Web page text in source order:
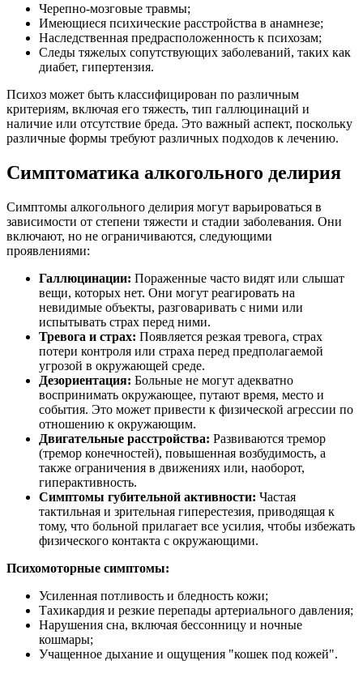
Черепно-мозговые травмы;
Имеющиеся психические расстройства в анамнезе;
Наследственная предрасположенность к психозам;
Следы тяжелых сопутствующих заболеваний, таких как
диабет, гипертензия.
Психоз может быть классифицирован по различным
критериям, включая его тяжесть, тип галлюцинаций и
наличие или отсутствие бреда. Это важный аспект, поскольку
различные формы требуют различных подходов к лечению.
Симптоматика алкогольного делирия
Симптомы алкогольного делирия могут варьироваться в
зависимости от степени тяжести и стадии заболевания. Они
включают, но не ограничиваются, следующими
проявлениями:
Галлюцинации: Пораженные часто видят или слышат
вещи, которых нет. Они могут реагировать на
невидимые объекты, разговаривать с ними или
испытывать страх перед ними.
Тревога и страх: Появляется резкая тревога, страх
потери контроля или страха перед предполагаемой
угрозой в окружающей среде.
Дезориентация: Больные не могут адекватно
воспринимать окружающее, путают время, место и
события. Это может привести к физической агрессии по
отношению к окружающим.
Двигательные расстройства: Развиваются тремор
(тремор конечностей), повышенная возбудимость, а
также ограничения в движениях или, наоборот,
гиперактивность.
Симптомы губительной активности: Частая
тактильная и зрительная гиперестезия, приводящая к
тому, что больной прилагает все усилия, чтобы избежать
физического контакта с окружающими.
Психомоторные симптомы:
Усиленная потливость и бледность кожи;
Тахикардия и резкие перепады артериального давления;
Нарушения сна, включая бессонницу и ночные
кошмары;
Учащенное дыхание и ощущения "кошек под кожей".